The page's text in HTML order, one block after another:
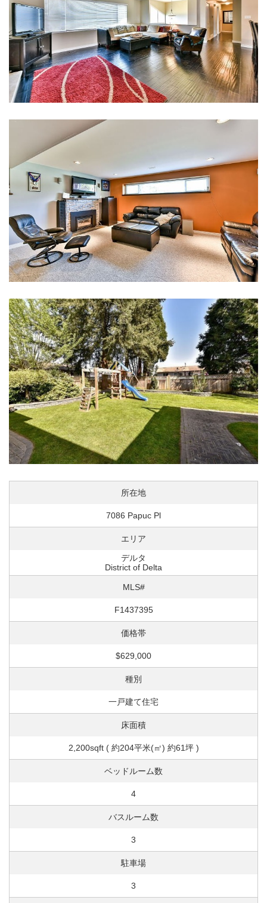
所在地
7086 Papuc Pl
エリア
デルタ
District of Delta
MLS#
F1437395
価格帯
$629,000
種別
一戸建て住宅
床面積
2,200sqft ( 約204平米(㎡) 約61坪 )
ベッドルーム数
4
バスルーム数
3
駐車場
3